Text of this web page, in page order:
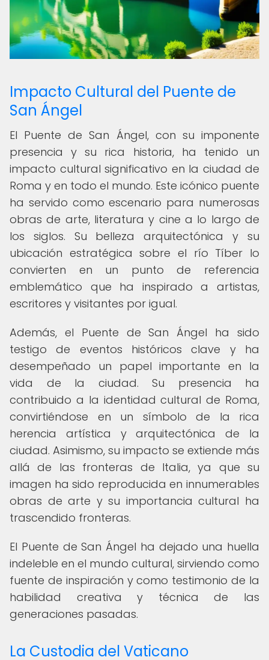
Impacto Cultural del Puente de
San Ángel
El Puente de San Ángel, con su imponente
presencia y su rica historia, ha tenido un
impacto cultural significativo en la ciudad de
Roma y en todo el mundo. Este icónico puente
ha servido como escenario para numerosas
obras de arte, literatura y cine a lo largo de
los siglos. Su belleza arquitectónica y su
ubicación estratégica sobre el río Tíber lo
convierten en un punto de referencia
emblemático que ha inspirado a artistas,
escritores y visitantes por igual.
Además, el Puente de San Ángel ha sido
testigo de eventos históricos clave y ha
desempeñado un papel importante en la
vida de la ciudad. Su presencia ha
contribuido a la identidad cultural de Roma,
convirtiéndose en un símbolo de la rica
herencia artística y arquitectónica de la
ciudad. Asimismo, su impacto se extiende más
allá de las fronteras de Italia, ya que su
imagen ha sido reproducida en innumerables
obras de arte y su importancia cultural ha
trascendido fronteras.
El Puente de San Ángel ha dejado una huella
indeleble en el mundo cultural, sirviendo como
fuente de inspiración y como testimonio de la
habilidad creativa y técnica de las
generaciones pasadas.
La Custodia del Vaticano